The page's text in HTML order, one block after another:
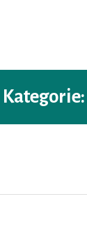
Kategorie: